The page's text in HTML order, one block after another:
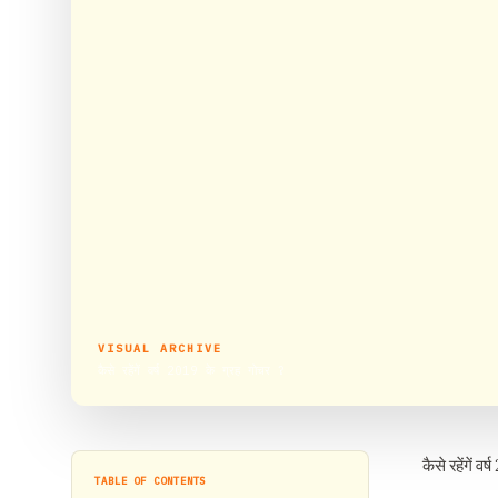
VISUAL ARCHIVE
TABLE OF CONTENTS
कैसे रहेंगें